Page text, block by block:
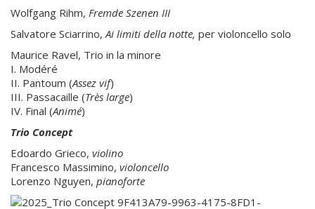
Wolfgang Rihm, Fremde Szenen III
Salvatore Sciarrino,Ai limiti della notte, per violoncello solo
Maurice Ravel, Trio in la minore
I. Modéré
II. Pantoum (Assez vif)
III. Passacaille (Très large)
IV. Final (Animé)
Trio Concept
Edoardo Grieco, violino
Francesco Massimino, violoncello
Lorenzo Nguyen, pianoforte